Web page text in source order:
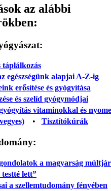
az alábbi
táplálkozás
egészségünk alapjai A-Z-ig
erősítése és gyógyítása
és szelíd gyógymódjai
vitaminokkal és
• Tisztítókúrák
a magyarság
lett”
a szellemtudomány fényében